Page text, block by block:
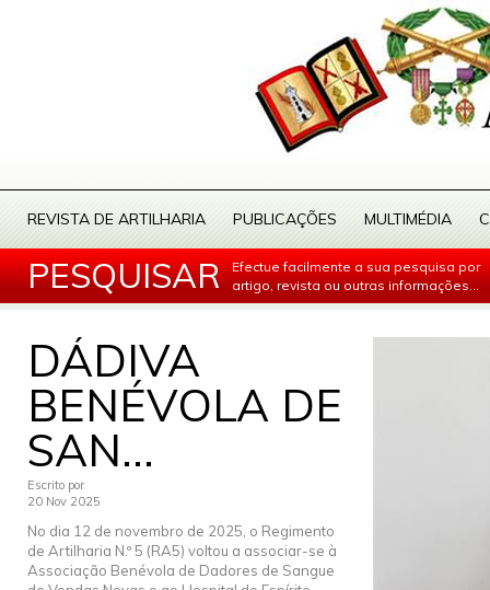
REVISTA DE ARTILHARIA PUBLICAÇÕES MULTIMÉDIA
PESQUISAR
Efectue facilmente a sua pesquisa por
artigo, revista ou outras informações...
DÁDIVA
BENÉVOLA DE
SAN...
Escrito por
20 Nov 2025
No dia 12 de novembro de 2025, o Regimento
de Artilharia N.º 5 (RA5) voltou a associar-se à
Associação Benévola de Dadores de Sangue